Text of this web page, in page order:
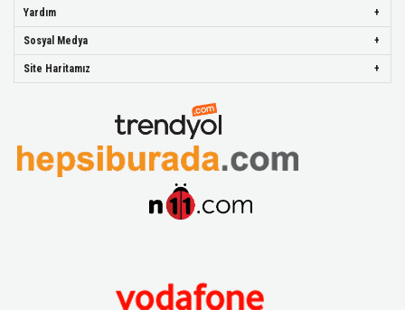
Yardım
Sosyal Medya
Site Haritamız